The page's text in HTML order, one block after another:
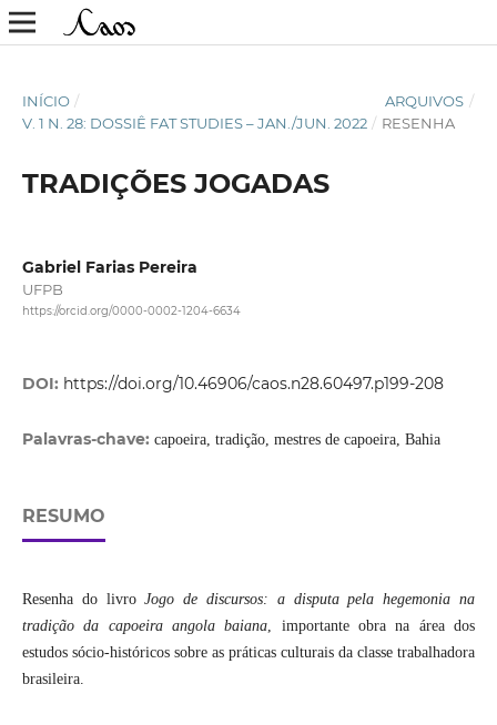
INÍCIO / ARQUIVOS /
V. 1 N. 28: DOSSIÊ FAT STUDIES – JAN./JUN. 2022 / RESENHA
TRADIÇÕES JOGADAS
Gabriel Farias Pereira
UFPB
https://orcid.org/0000-0002-1204-6634
DOI: https://doi.org/10.46906/caos.n28.60497.p199-208
Palavras-chave: capoeira, tradição, mestres de capoeira, Bahia
RESUMO
Resenha do livroJogo de discursos: a disputa pela hegemonia na
tradição da capoeira angola baiana, importante obra na área dos
estudos sócio-históricos sobre as práticas culturais da classe trabalhadora
brasileira.